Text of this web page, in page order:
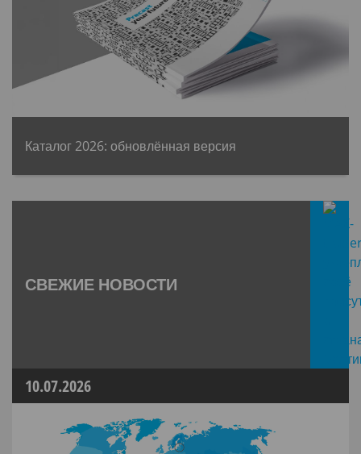
Каталог 2026: обновлённая версия
СВЕЖИЕ НОВОСТИ
10.07.2026